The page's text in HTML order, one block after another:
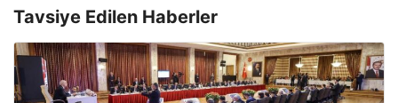
Tavsiye Edilen Haberler